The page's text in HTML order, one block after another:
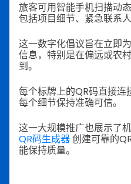
旅客可用智能手机扫描动
包括项目细节、紧急联系
这一数字化倡议旨在立即
信息，特别是在偏远或农
到。
每个标牌上的QR码直接
每个细节保持准确可信。
这一大规模推广也展示了
QR码生成器创建可靠的
能保持质量。